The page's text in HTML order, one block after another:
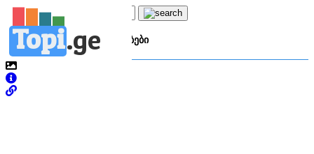
Topi.ge
კატეგორია: ახალი ამბები